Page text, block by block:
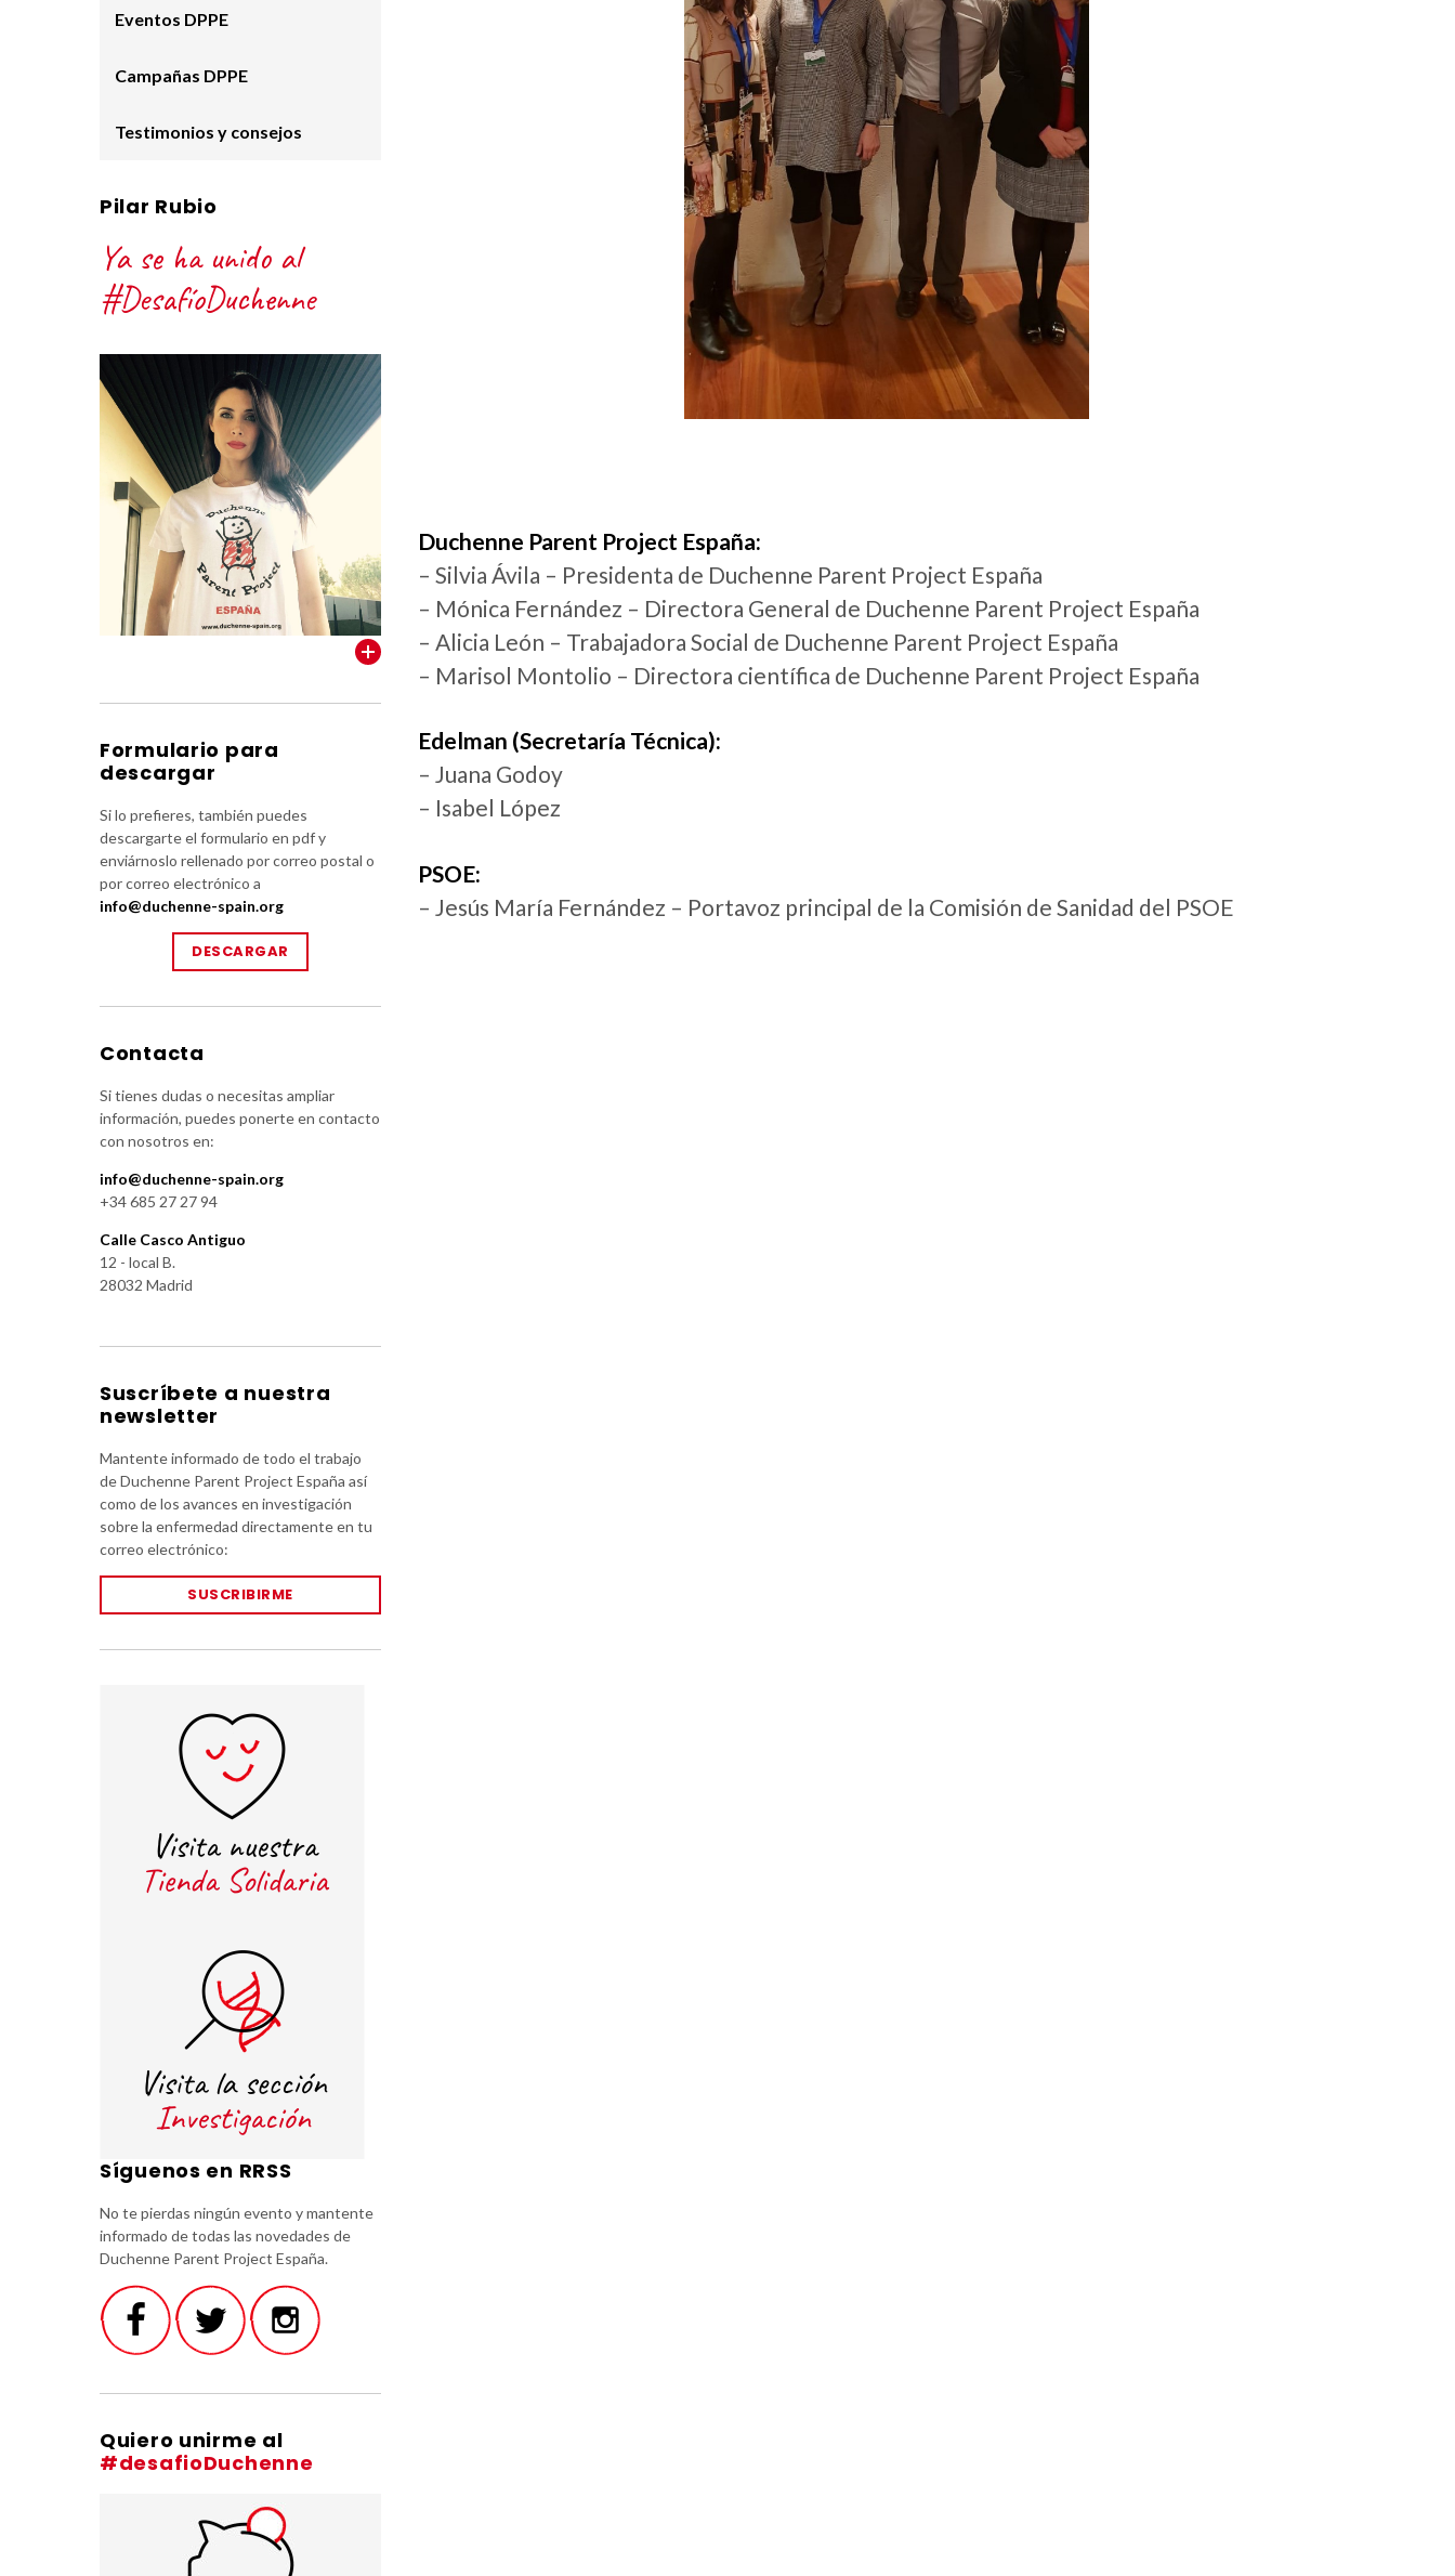
Duchenne Parent Project España:
– Silvia Ávila – Presidenta de Duchenne Parent Project España
– Mónica Fernández – Directora General de Duchenne Parent Project España
– Alicia León – Trabajadora Social de Duchenne Parent Project España
– Marisol Montolio – Directora científica de Duchenne Parent Project España
Edelman (Secretaría Técnica):
– Juana Godoy
– Isabel López
PSOE:
– Jesús María Fernández – Portavoz principal de la Comisión de Sanidad del PSOE
Eventos DPPE
Campañas DPPE
Testimonios y consejos
Pilar Rubio
Ya se ha unido al
#DesafíoDuchenne
Formulario para
descargar
Si lo prefieres, también puedes
descargarte el formulario en pdf y
enviárnoslo rellenado por correo postal o
por correo electrónico a
info@duchenne-spain.org
DESCARGAR
Contacta
Si tienes dudas o necesitas ampliar
información, puedes ponerte en contacto
con nosotros en:
info@duchenne-spain.org
+34 685 27 27 94
Calle Casco Antiguo
12 - local B.
28032 Madrid
Suscríbete a nuestra
newsletter
Mantente informado de todo el trabajo
de Duchenne Parent Project España así
como de los avances en investigación
sobre la enfermedad directamente en tu
correo electrónico:
SUSCRIBIRME
Síguenos en RRSS
No te pierdas ningún evento y mantente
informado de todas las novedades de
Duchenne Parent Project España.
Quiero unirme al
#desafioDuchenne